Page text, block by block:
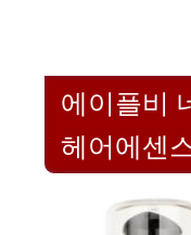
에이플비
헤어에센